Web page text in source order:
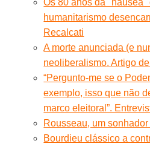
humanitarismo
Recalcati
A morte anunciada (e
neoliberalismo. Artigo
“Pergunto-me se o
exemplo, isso que não
marco eleitoral”.
Rousseau, um
Bourdieu clássico a